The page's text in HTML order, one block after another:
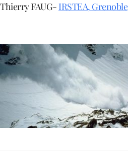
Thierry FAUG- IRSTEA, Grenoble